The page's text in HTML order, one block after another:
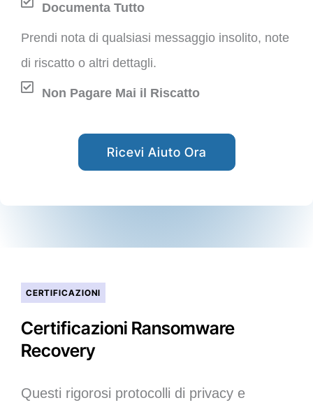
Documenta Tutto
Prendi nota di qualsiasi messaggio insolito, note
di riscatto o altri dettagli.
Non Pagare Mai il Riscatto
Ricevi Aiuto Ora
CERTIFICAZIONI
Certificazioni Ransomware
Recovery
Questi rigorosi protocolli di privacy e